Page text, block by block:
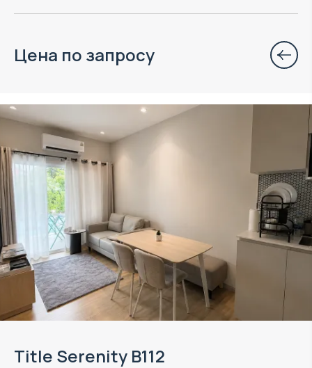
Объект в управлении VillaCarte
Title Serenity B112
Цена по запросу